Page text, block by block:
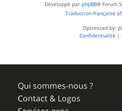
Développé par phpBB® Forum
Traduction française
Optimized by:
Confidentialité |
Qui sommes-nous ?
Contact & Logos